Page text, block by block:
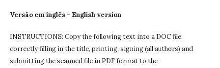
Versão em inglês - English version
INSTRUCTIONS: Copy the following text into a DOC file,
correctly filling in the title, printing, signing (all authors) and
submitting the scanned file in PDF format to the